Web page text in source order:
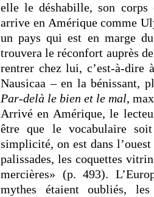
elle le déshabille, son
arrive en Amérique comme
un pays qui est en marge
trouvera le réconfort auprès
rentrer chez lui, c’est-à-dire
Nausicaa – en la bénissant,
Par-delà le bien et le mal,
Arrivé en Amérique, le
être que le vocabulaire
simplicité, on est dans
palissades, les coquettes
mercières» (p. 493).
mythes étaient oubliés,